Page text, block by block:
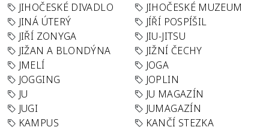
JIHOČESKÉ DIVADLO
JIHOČESKÉ MUZEUM
JINÁ ÚTERÝ
JÍŘÍ POSPÍŠIL
JIŘÍ ZONYGA
JIU-JITSU
JIŽAN A BLONDÝNA
JIŽNÍ ČECHY
JMELÍ
JOGA
JOGGING
JOPLIN
JU
JU MAGAZÍN
JUGI
JUMAGAZÍN
KAMPUS
KANČÍ STEZKA